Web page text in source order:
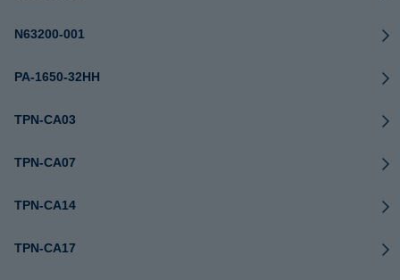
N63200-001
PA-1650-32HH
TPN-CA03
TPN-CA07
TPN-CA14
TPN-CA17